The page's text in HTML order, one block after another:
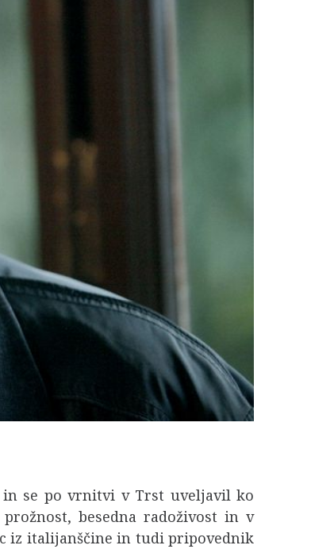
in se po vrnitvi v Trst uveljavil ko
besedna radoživost in v
iz italijanščine in tudi pripovednik